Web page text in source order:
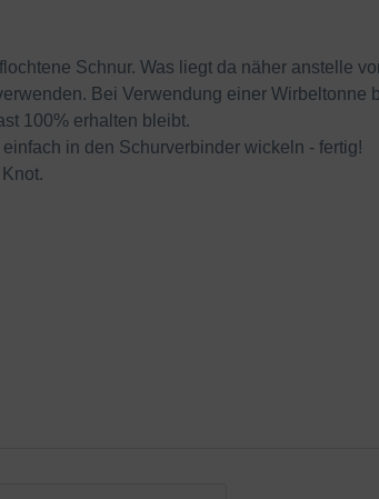
Schnur. Was liegt da näher anstelle
Bei Verwendung einer Wirbeltonne
100% erhalten bleibt.
in den Schurverbinder wickeln - fertig!